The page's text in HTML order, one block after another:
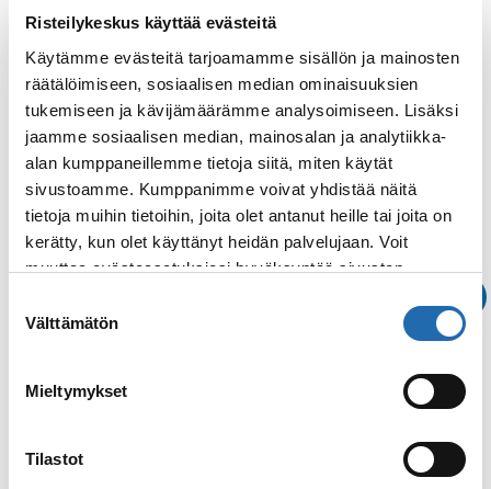
Risteilykeskus käyttää evästeitä
Käytämme evästeitä tarjoamamme sisällön ja mainosten
räätälöimiseen, sosiaalisen median ominaisuuksien
tukemiseen ja kävijämäärämme analysoimiseen. Lisäksi
jaamme sosiaalisen median, mainosalan ja analytiikka-
alan kumppaneillemme tietoja siitä, miten käytät
sivustoamme. Kumppanimme voivat yhdistää näitä
tietoja muihin tietoihin, joita olet antanut heille tai joita on
kerätty, kun olet käyttänyt heidän palvelujaan. Voit
muuttaa evästeasetuksiesi hyväksyntää sivuston
valinta
Välttämätön
Mieltymykset
Tilastot
Explora Credit -käyttörahan
säännöt
Varustamon muut tarjoukset
EXPLORA JOURNEYS
Kesäalennusta
luksusristeilyistä
Saat nyt Explora Journeysin valikoiduista
risteilyistä 500–1 000 €/hlö alennusta, kun
Terrace -sviitin.